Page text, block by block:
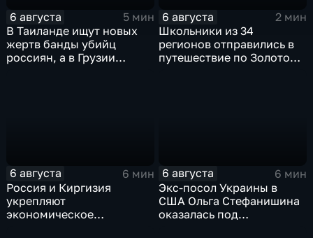
6 августа
5 мин
В Таиланде ищут новых
жертв банды убийц
россиян, а в Грузии
6 августа
2 мин
Школьники из 34
регионов отправились в
путешествие по Золотому
6 августа
6 мин
Россия и Киргизия
укрепляют
экономическое
6 августа
6 мин
Экс-посол Украины в
США Ольга Стефанишина
оказалась под